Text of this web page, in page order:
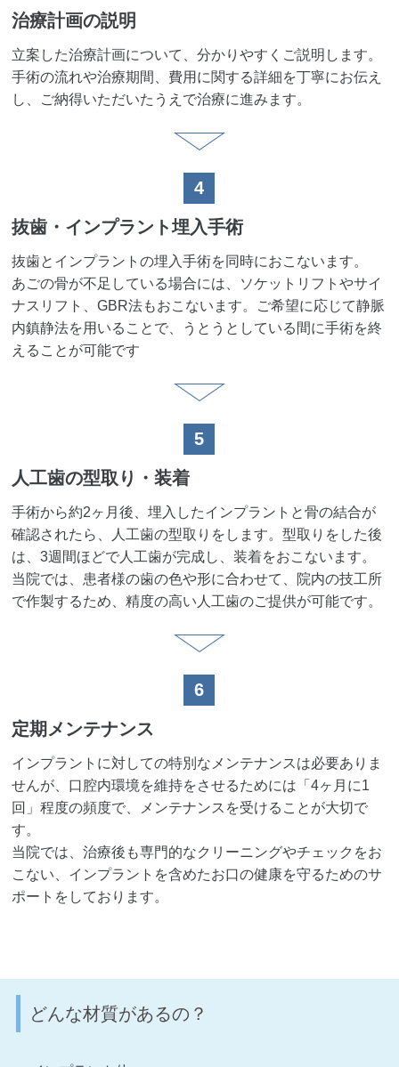
治療計画の説明
立案した治療計画について、分かりやすくご説明します。
手術の流れや治療期間、費用に関する詳細を丁寧にお伝え
し、ご納得いただいたうえで治療に進みます。
4
抜歯・インプラント埋入手術
抜歯とインプラントの埋入手術を同時におこないます。
あごの骨が不足している場合には、ソケットリフトやサイ
ナスリフト、GBR法もおこないます。ご希望に応じて静脈
内鎮静法を用いることで、うとうとしている間に手術を終
えることが可能です
5
人工歯の型取り・装着
手術から約2ヶ月後、埋入したインプラントと骨の結合が
確認されたら、人工歯の型取りをします。型取りをした後
は、3週間ほどで人工歯が完成し、装着をおこないます。
当院では、患者様の歯の色や形に合わせて、院内の技工所
で作製するため、精度の高い人工歯のご提供が可能です。
6
定期メンテナンス
インプラントに対しての特別なメンテナンスは必要ありま
せんが、口腔内環境を維持をさせるためには「4ヶ月に1
回」程度の頻度で、メンテナンスを受けることが大切で
す。
当院では、治療後も専門的なクリーニングやチェックをお
こない、インプラントを含めたお口の健康を守るためのサ
ポートをしております。
どんな材質があるの？